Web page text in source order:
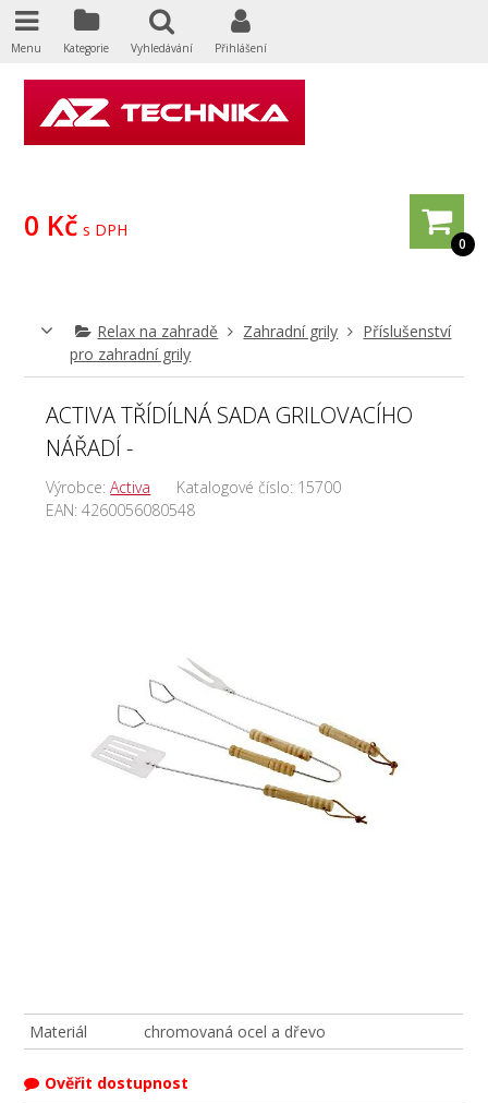
0
0 Kč s DPH
Relax na zahradě Zahradní grily
Příslušenství
pro zahradní grily
ACTIVA TŘÍDÍLNÁ SADA GRILOVACÍHO
NÁŘADÍ -
Výrobce:Activa Katalogové číslo: 15700
EAN:4260056080548
Materiál chromovaná ocel a dřevo
Ověřit dostupnost
Menu Kategorie Vyhledávání Přihlášení